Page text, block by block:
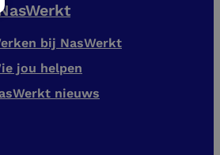
bij NasWerkt
jou helpen
nieuws